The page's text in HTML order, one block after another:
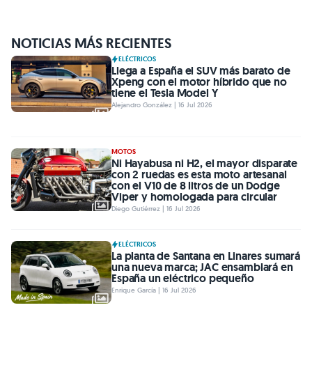
NOTICIAS MÁS RECIENTES
ELÉCTRICOS
Llega a España el SUV más barato de
Xpeng con el motor híbrido que no
tiene el Tesla Model Y
Alejandro González | 16 Jul 2026
MOTOS
Ni Hayabusa ni H2, el mayor disparate
con 2 ruedas es esta moto artesanal
con el V10 de 8 litros de un Dodge
Viper y homologada para circular
Diego Gutiérrez | 16 Jul 2026
ELÉCTRICOS
La planta de Santana en Linares sumará
una nueva marca; JAC ensamblará en
España un eléctrico pequeño
Enrique García | 16 Jul 2026